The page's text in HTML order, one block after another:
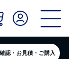
認・お見積・ご購入